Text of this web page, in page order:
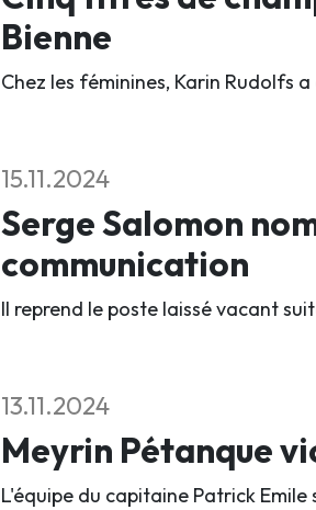
Bienne
Chez les féminines, Karin Rudolfs
15.11.2024
Serge Salomon
communication
Il reprend le poste laissé vacant
13.11.2024
Meyrin Pétanque
L'équipe du capitaine Patrick